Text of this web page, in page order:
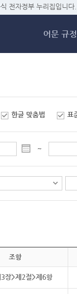
메
전자정부 누리집입니다.
어문 규정
한글 맞춤법 표
~
조항
장>제2절>제6항